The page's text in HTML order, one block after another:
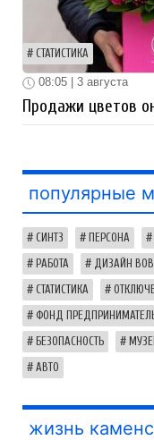
СТАТИСТИКА
08:05 | 3 августа
Продажи цветов
популярные
СИНТЗ ПЕРСОНА
РАБОТА ДИЗАЙН
СТАТИСТИКА
ФОНД
БЕЗОПАСНОСТЬ
АВТО
жизнь